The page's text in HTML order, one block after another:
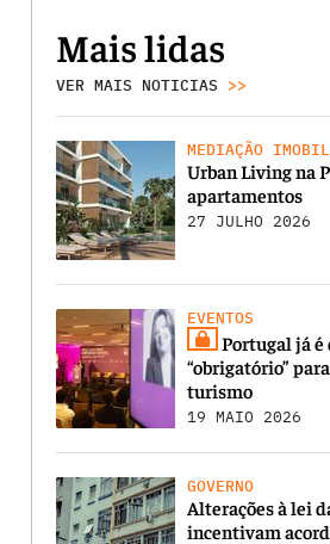
Mais lidas
VER MAIS NOTICIAS >>
MEDIAÇÃO
Urban Living na
apartamentos
27 JULHO 2026
EVENTOS
Portugal já é
“obrigatório”
turismo
19 MAIO 2026
GOVERNO
Alterações à lei
incentivam